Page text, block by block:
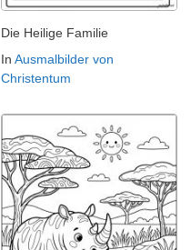
Die Heilige Familie
In Ausmalbilder von
Christentum